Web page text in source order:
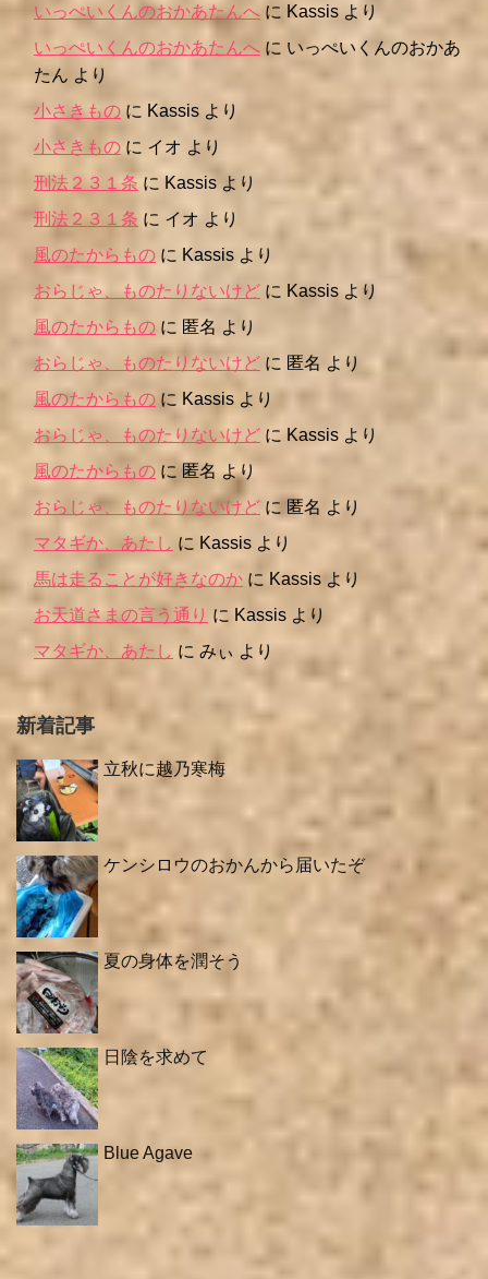
いっぺいくんのおかあたんへ に Kassis より
いっぺいくんのおかあたんへ に いっぺいくんのおかあ
たん より
小さきもの に Kassis より
小さきもの に イオ より
刑法２３１条 に Kassis より
刑法２３１条 に イオ より
風のたからもの に Kassis より
おらじゃ、ものたりないけど に Kassis より
風のたからもの に 匿名 より
おらじゃ、ものたりないけど に 匿名 より
風のたからもの に Kassis より
おらじゃ、ものたりないけど に Kassis より
風のたからもの に 匿名 より
おらじゃ、ものたりないけど に 匿名 より
マタギか、あたし に Kassis より
馬は走ることが好きなのか に Kassis より
お天道さまの言う通り に Kassis より
マタギか、あたし に みぃ より
新着記事
立秋に越乃寒梅
ケンシロウのおかんから届いたぞ
夏の身体を潤そう
日陰を求めて
Blue Agave